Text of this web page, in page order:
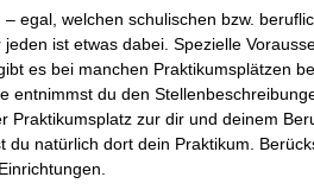
egal, welchen schulischen bzw.
ist etwas dabei. Spezielle
es bei manchen Praktikumsplätzen
entnimmst du den
Praktikumsplatz zur dir und deinem
natürlich dort dein Praktikum.